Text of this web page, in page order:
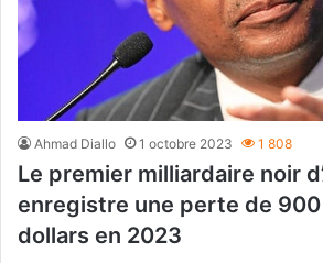
Ahmad Diallo 1 octobre 2023 1 808
Le premier milliardaire noir
enregistre une perte de
dollars en 2023